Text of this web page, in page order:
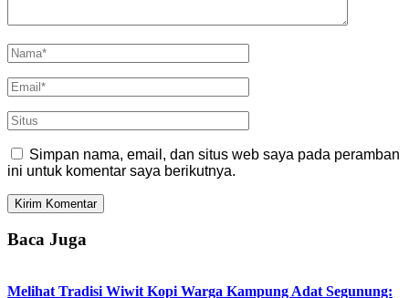
Simpan nama, email, dan situs web saya pada peramban
ini untuk komentar saya berikutnya.
Baca Juga
Melihat Tradisi Wiwit Kopi Warga Kampung Adat Segunung: